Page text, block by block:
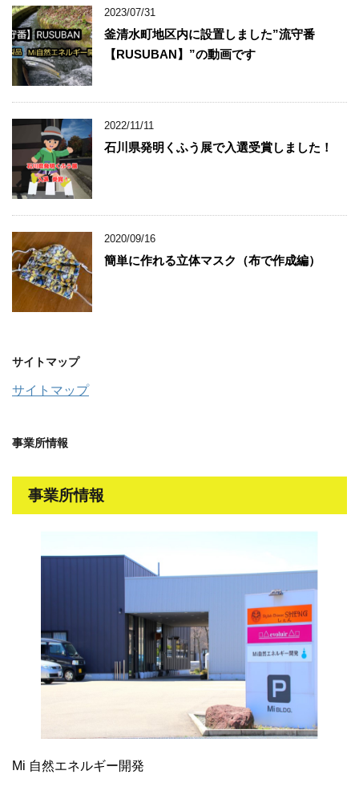
2023/07/31
釜清水町地区内に設置しました”流守番
【RUSUBAN】”の動画です
2022/11/11
石川県発明くふう展で入選受賞しました！
2020/09/16
簡単に作れる立体マスク（布で作成編）
サイトマップ
サイトマップ
事業所情報
事業所情報
Mi 自然エネルギー開発